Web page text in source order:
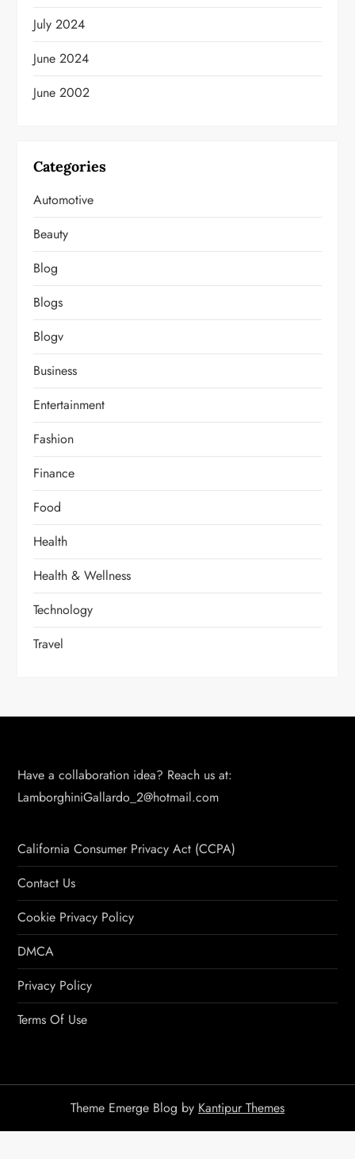
July 2024
June 2024
June 2002
Categories
Automotive
Beauty
Blog
Blogs
Blogv
Business
Entertainment
Fashion
Finance
Food
Health
Health & Wellness
Technology
Travel
Have a collaboration idea? Reach us at:
LamborghiniGallardo_2@hotmail.com
California Consumer Privacy Act (CCPA)
Contact Us
Cookie Privacy Policy
DMCA
Privacy Policy
Terms Of Use
Theme Emerge Blog by Kantipur Themes